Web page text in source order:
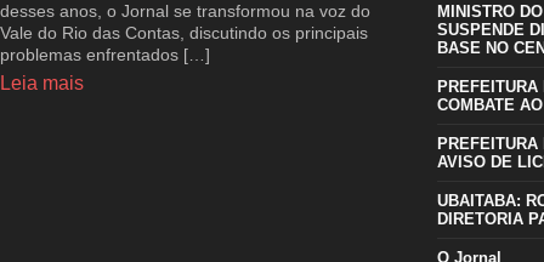
desses anos, o Jornal se transformou na voz do
Vale do Rio das Contas, discutindo os principais
problemas enfrentados […]
Leia mais
MINISTRO
SUSPENDE
BASE NO
COMBATE
AVISO DE
UBAITABA:
DIRETORIA
O Jornal